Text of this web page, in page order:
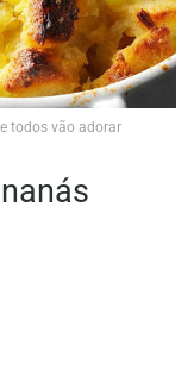
todos vão adorar